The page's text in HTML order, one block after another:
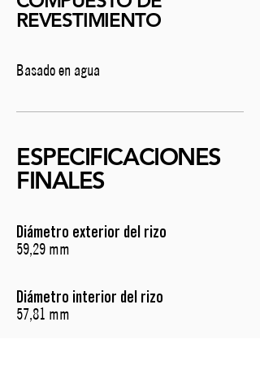
REVESTIMIENTO
Basado en agua
ESPECIFICACIONES
FINALES
Diámetro exterior del rizo
59,29 mm
Diámetro interior del rizo
57,81 mm